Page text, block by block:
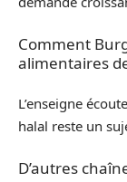
Comment
alimentaires
L’enseigne
halal reste un
D’autres